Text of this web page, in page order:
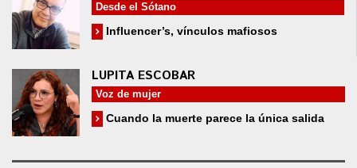
Desde el Sótano
Influencer’s, vínculos mafiosos
LUPITA ESCOBAR
Voz de mujer
Cuando la muerte parece la única salida